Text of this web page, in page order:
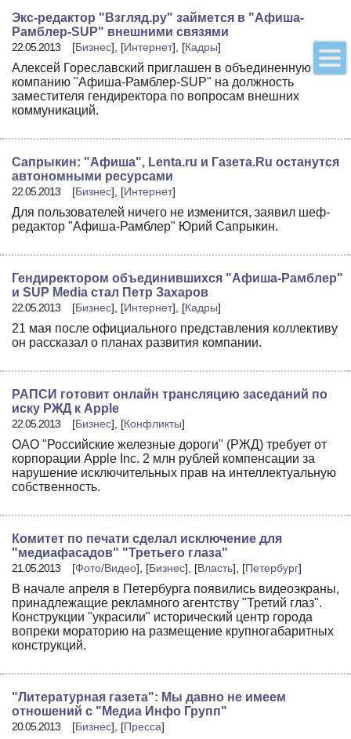
Экс-редактор "Взгляд.ру" займется в "Афиша-
Рамблер-SUP" внешними связями
22.05.2013 [Бизнес], [Интернет], [Кадры]
Алексей Гореславский приглашен в объединенную
компанию "Афиша-Рамблер-SUP" на должность
заместителя гендиректора по вопросам внешних
коммуникаций.
Сапрыкин: "Афиша", Lenta.ru и Гaзета.Ru останутся
автономными ресурсами
22.05.2013 [Бизнес], [Интернет]
Для пользователей ничего не изменится, заявил шеф-
редактор "Афиша-Рамблер" Юрий Сапрыкин.
Гендиректором объединившихся "Афиша-Рамблер"
и SUP Media стал Петр Захаров
22.05.2013 [Бизнес], [Интернет], [Кадры]
21 мая после официального представления коллективу
он рассказал о планах развития компании.
РАПСИ готовит онлайн трансляцию заседаний по
иску РЖД к Apple
22.05.2013 [Бизнес], [Конфликты]
ОАО "Российские железные дороги" (РЖД) требует от
корпорации Apple Inс. 2 млн рублей компенсации за
нарушение исключительных прав на интеллектуальную
собственность.
Комитет по печати сделал исключение для
"медиафасадов" "Третьего глаза"
21.05.2013 [Фото/Видео], [Бизнес], [Власть], [Петербург]
В начале апреля в Петербурга появились видеоэкраны,
принадлежащие рекламного агентству "Третий глаз".
Конструкции "украсили" исторический центр города
вопреки мораторию на размещение крупногабаритных
конструкций.
"Литературная газета": Мы давно не имеем
отношений с "Медиа Инфо Групп"
20.05.2013 [Бизнес], [Пресса]